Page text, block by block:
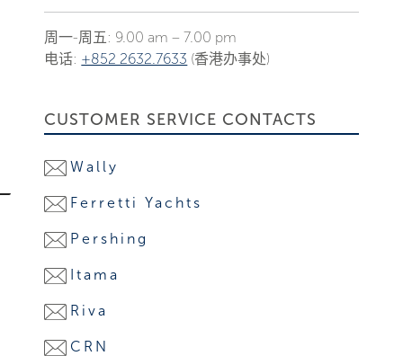
周一-周五: 9.00 am – 7.00 pm
电话: +852 2632.7633 (香港办事处)
CUSTOMER SERVICE CONTACTS
Wally
Ferretti Yachts
Pershing
Itama
Riva
CRN